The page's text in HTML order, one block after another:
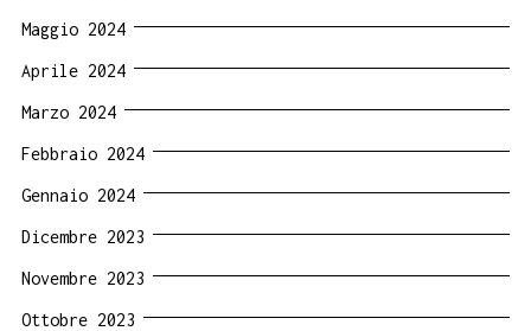
Maggio 2024
Aprile 2024
Marzo 2024
Febbraio 2024
Gennaio 2024
Dicembre 2023
Novembre 2023
Ottobre 2023